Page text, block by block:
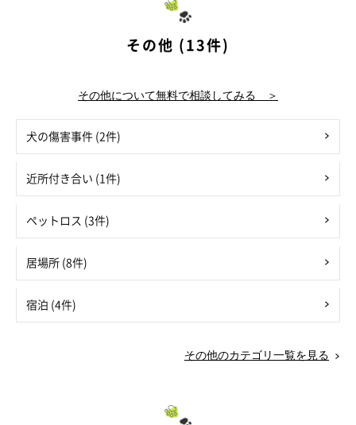
その他 (13件)
その他について無料で相談してみる ＞
犬の傷害事件 (2件)
近所付き合い (1件)
ペットロス (3件)
居場所 (8件)
宿泊 (4件)
その他のカテゴリ一覧を見る